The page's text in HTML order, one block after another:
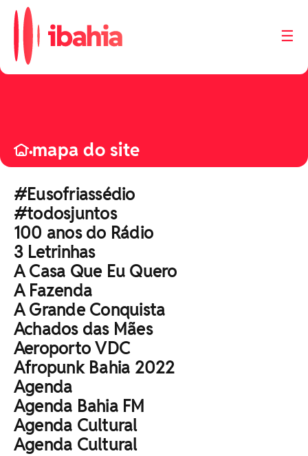
iBahia é o portal de
☰
•mapa do site
#Eusofriassédio
#todosjuntos
100 anos do Rádio
3 Letrinhas
A Casa Que Eu Quero
A Fazenda
A Grande Conquista
Achados das Mães
Aeroporto VDC
Afropunk Bahia 2022
Agenda
Agenda Bahia FM
Agenda Cultural
Agenda Cultural